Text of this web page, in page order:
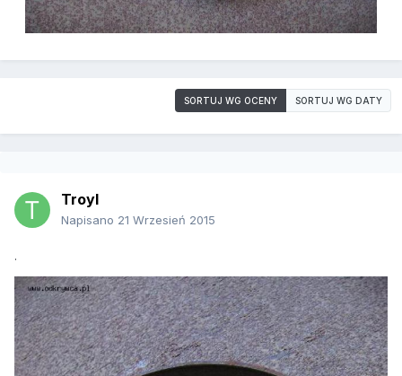
SORTUJ WG OCENY SORTUJ WG DATY
Troyl
Napisano 21 Wrzesień 2015
.